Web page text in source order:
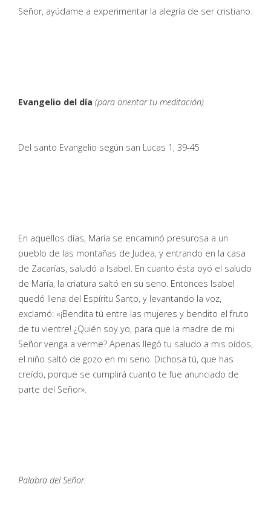
Señor, ayúdame a experimentar la alegría de ser cristiano.
Evangelio del día (para orientar tu meditación)
Del santo Evangelio según san Lucas 1, 39-45
En aquellos días, María se encaminó presurosa a un
pueblo de las montañas de Judea, y entrando en la casa
de Zacarías, saludó a Isabel. En cuanto ésta oyó el saludo
de María, la criatura saltó en su seno. Entonces Isabel
quedó llena del Espíritu Santo, y levantando la voz,
exclamó: «¡Bendita tú entre las mujeres y bendito el fruto
de tu vientre! ¿Quién soy yo, para que la madre de mi
Señor venga a verme? Apenas llegó tu saludo a mis oídos,
el niño saltó de gozo en mi seno. Dichosa tú, que has
creído, porque se cumplirá cuanto te fue anunciado de
parte del Señor».
Palabra del Señor.